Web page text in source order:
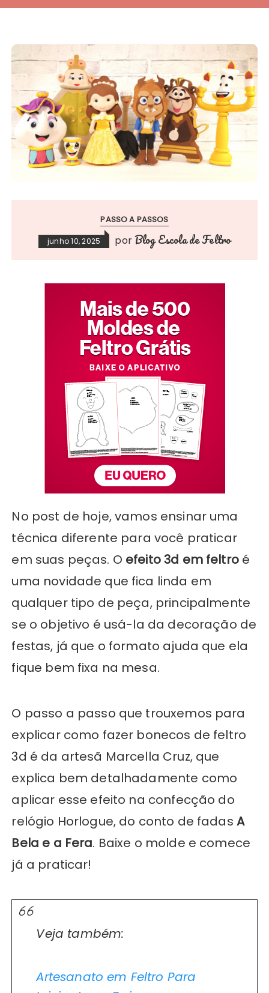
PASSO A PASSOS
junho 10, 2025 por Blog Escola de Feltro
No post de hoje, vamos ensinar uma
técnica diferente para você praticar
em suas peças. O efeito 3d em feltro é
uma novidade que fica linda em
qualquer tipo de peça, principalmente
se o objetivo é usá-la da decoração de
festas, já que o formato ajuda que ela
fique bem fixa na mesa.
O passo a passo que trouxemos para
explicar como fazer bonecos de feltro
3d é da artesã Marcella Cruz, que
explica bem detalhadamente como
aplicar esse efeito na confecção do
relógio Horlogue, do conto de fadas A
Bela e a Fera. Baixe o molde e comece
já a praticar!
Veja também:
Artesanato em Feltro Para